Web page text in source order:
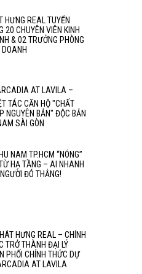
HƯNG REAL TUYỂN
20 CHUYÊN VIÊN KINH
& 02 TRƯỞNG PHÒNG
DOANH
AT LAVILA –
TÁC CĂN HỘ "CHẤT
NGUYÊN BẢN" ĐỘC BẢN
SÀI GÒN
NAM TP.HCM “NÓNG”
HẠ TẦNG – AI NHANH
ĐÓ THẮNG!
HƯNG REAL – CHÍNH
TRỞ THÀNH ĐẠI LÝ
PHỐI CHÍNH THỨC DỰ
AT LAVILA